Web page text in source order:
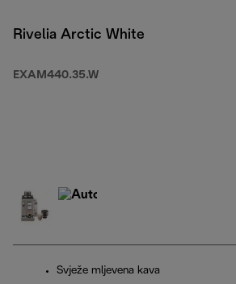
Rivelia Arctic White
EXAM440.35.W
Svježe mljevena kava